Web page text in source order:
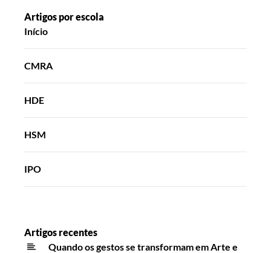
Artigos por escola
Início
CMRA
HDE
HSM
IPO
Artigos recentes
Quando os gestos se transformam em Arte e